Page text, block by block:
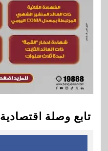
تابع وصلة اقتصادية